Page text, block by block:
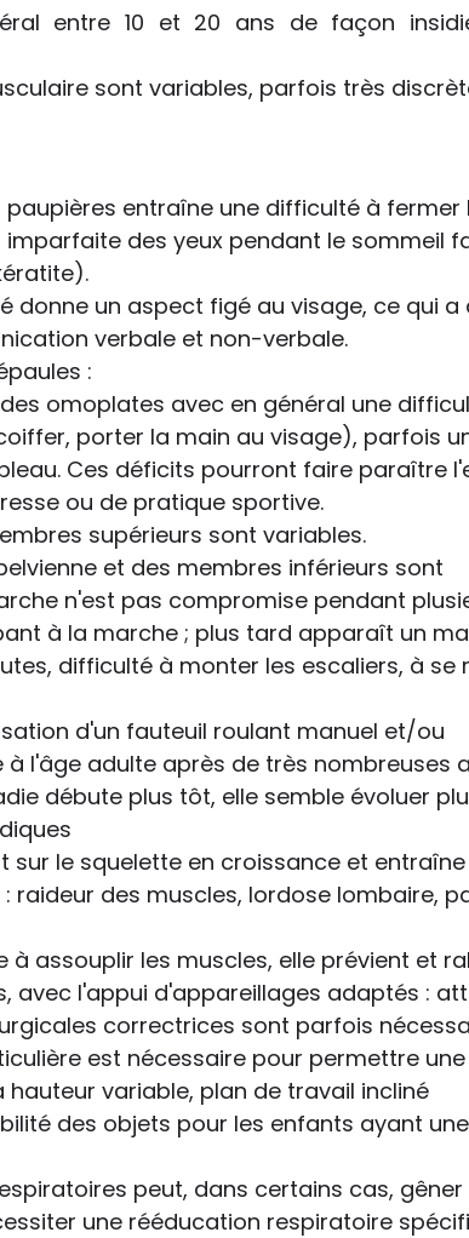
entre 10 et 20 ans de façon
sont variables, parfois très
entraîne une difficulté à fermer
des yeux pendant le sommeil
donne un aspect figé au visage, ce qui a
verbale et non-verbale.
:
omoplates avec en général une
porter la main au visage), parfois
Ces déficits pourront faire paraître
ou de pratique sportive.
supérieurs sont variables.
et des membres inférieurs sont
n'est pas compromise pendant
à la marche ; plus tard apparaît un
difficulté à monter les escaliers, à se
d'un fauteuil roulant manuel et/ou
l'âge adulte après de très nombreuses
débute plus tôt, elle semble évoluer
sur le squelette en croissance et
raideur des muscles, lordose lombaire,
à assouplir les muscles, elle prévient et
avec l'appui d'appareillages adaptés :
correctrices sont parfois
est nécessaire pour permettre
variable, plan de travail incliné
des objets pour les enfants ayant une
peut, dans certains cas, gêner
une rééducation respiratoire